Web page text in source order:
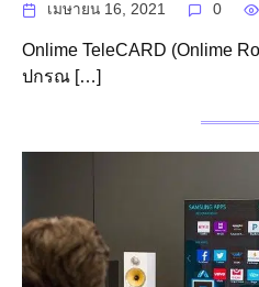
เมษายน 16, 2021 0
Onlime TeleCARD (Onlime
ปกรณ […]